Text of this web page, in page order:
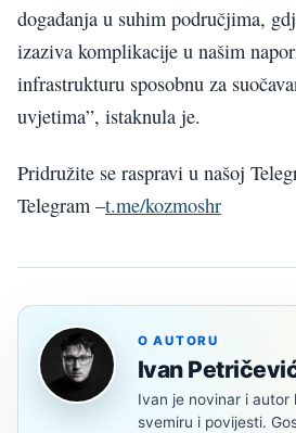
događanja u suhim područjima,
izaziva komplikacije u našim
infrastrukturu sposobnu za
uvjetima”, istaknula je.
Pridružite se raspravi u našoj
Telegram –t.me/kozmoshr
O AUTORU
Ivan
Ivan je novinar i autor
svemiru i povijesti.